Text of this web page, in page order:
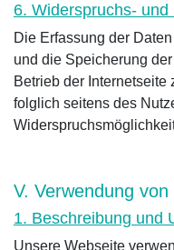
6. Widerspruchs-
Die Erfassung der
und die Speicherung
Betrieb der
folglich seitens des
V. Verwendung von
1. Beschreibung und
Unsere Webseite